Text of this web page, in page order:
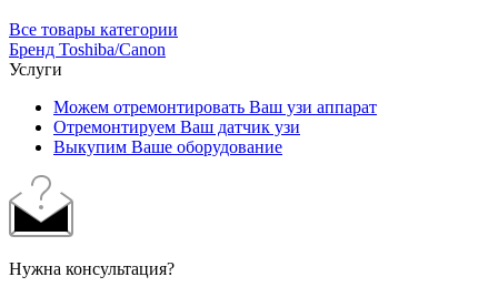
Все товары категории
Бренд Toshiba/Canon
Услуги
Можем отремонтировать Ваш узи аппарат
Отремонтируем Ваш датчик узи
Выкупим Ваше оборудование
Нужна консультация?